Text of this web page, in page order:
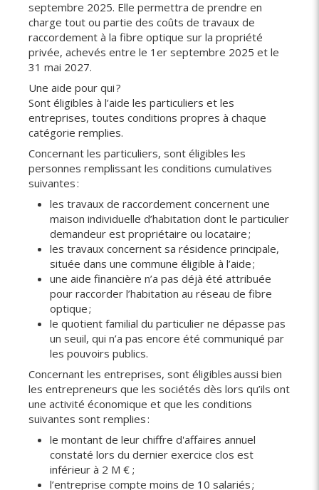
septembre 2025. Elle permettra de prendre en
charge tout ou partie des coûts de travaux de
raccordement à la fibre optique sur la propriété
privée, achevés entre le 1er septembre 2025 et le
31 mai 2027.
Une aide pour qui ?
Sont éligibles à l’aide les particuliers et les
entreprises, toutes conditions propres à chaque
catégorie remplies.
Concernant les particuliers, sont éligibles les
personnes remplissant les conditions cumulatives
suivantes :
les travaux de raccordement concernent une
maison individuelle d’habitation dont le particulier
demandeur est propriétaire ou locataire ;
les travaux concernent sa résidence principale,
située dans une commune éligible à l’aide ;
une aide financière n’a pas déjà été attribuée
pour raccorder l’habitation au réseau de fibre
optique ;
le quotient familial du particulier ne dépasse pas
un seuil, qui n’a pas encore été communiqué par
les pouvoirs publics.
Concernant les entreprises, sont éligibles aussi bien
les entrepreneurs que les sociétés dès lors qu’ils ont
une activité économique et que les conditions
suivantes sont remplies :
le montant de leur chiffre d'affaires annuel
constaté lors du dernier exercice clos est
inférieur à 2 M € ;
l’entreprise compte moins de 10 salariés ;